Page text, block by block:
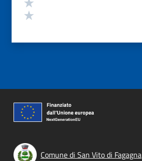
Comune di San Vito di Fagagna